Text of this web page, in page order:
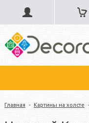
Главная - Картины на холсте -